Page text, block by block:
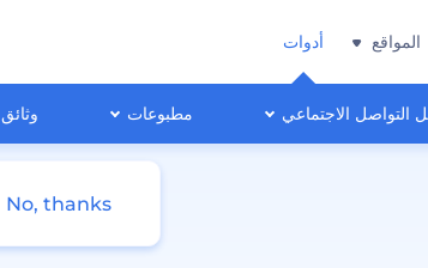
المواقع أدوات
التواصل الاجتماعي مطبوعات وثائق
No, thanks